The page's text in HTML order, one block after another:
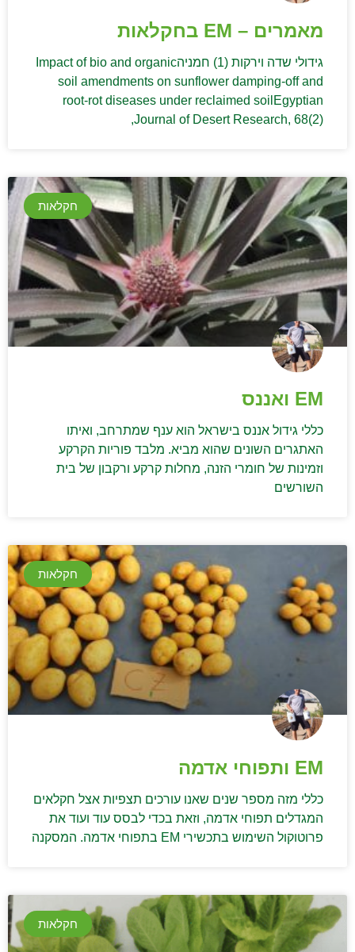
מאמרים – EM בחקלאות
גידולי שדה וירקות (1) חמניהImpact of bio and organic
soil amendments on sunflower damping-off and
root-rot diseases under reclaimed soilEgyptian
Journal of Desert Research, 68(2),
חקלאות
EM ואננס
כללי גידול אננס בישראל הוא ענף שמתרחב, ואיתו
האתגרים השונים שהוא מביא. מלבד פוריות הקרקע
וזמינות של חומרי הזנה, מחלות קרקע ורקבון של בית
השורשים
חקלאות
EM ותפוחי אדמה
כללי מזה מספר שנים שאנו עורכים תצפיות אצל חקלאים
המגדלים תפוחי אדמה, וזאת בכדי לבסס עוד ועוד את
פרוטוקול השימוש בתכשירי EM בתפוחי אדמה. המסקנה
חקלאות